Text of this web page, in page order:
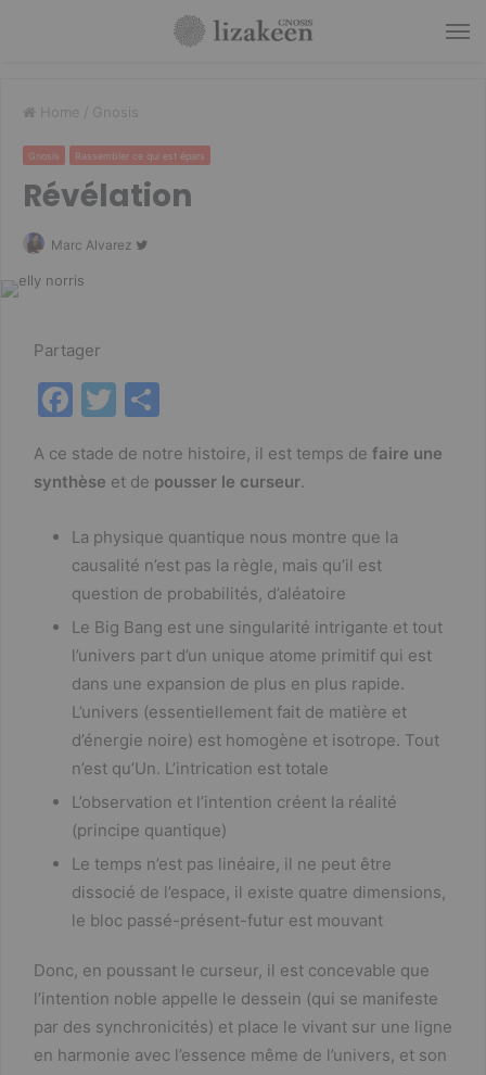
Home / Gnosis
Gnosis Rassembler ce qui est épars
Révélation
Marc Alvarez
Follow
Partager
F
c
b
o
o
k
T
itt ta
er
A ce stade de notre histoire, il est temps de faire une
synthèse et de pousser le curseur.
La physique quantique nous montre que la
causalité n’est pas la règle, mais qu’il est
question de probabilités, d’aléatoire
Le Big Bang est une singularité intrigante et tout
l’univers part d’un unique atome primitif qui est
dans une expansion de plus en plus rapide.
L’univers (essentiellement fait de matière et
d’énergie noire) est homogène et isotrope. Tout
n’est qu’Un. L’intrication est totale
L’observation et l’intention créent la réalité
(principe quantique)
Le temps n’est pas linéaire, il ne peut être
dissocié de l’espace, il existe quatre dimensions,
le bloc passé-présent-futur est mouvant
Donc, en poussant le curseur, il est concevable que
l’intention noble appelle le dessein (qui se manifeste
par des synchronicités) et place le vivant sur une ligne
en harmonie avec l’essence même de l’univers, et son